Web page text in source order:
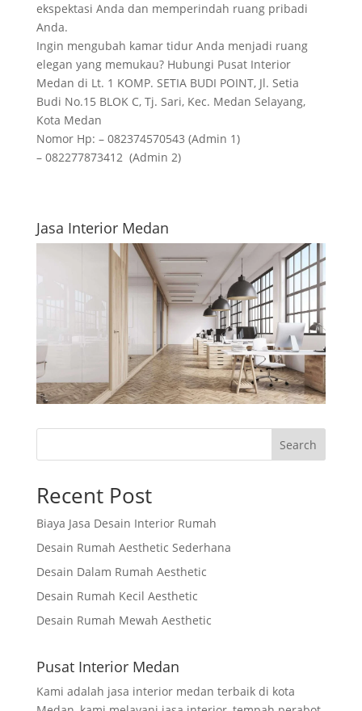
ekspektasi Anda dan memperindah ruang pribadi
Anda.
Ingin mengubah kamar tidur Anda menjadi ruang
elegan yang memukau? Hubungi Pusat Interior
Medan di Lt. 1 KOMP. SETIA BUDI POINT, Jl. Setia
Budi No.15 BLOK C, Tj. Sari, Kec. Medan Selayang,
Kota Medan
Nomor Hp: – 082374570543 (Admin 1)
– 082277873412 (Admin 2)
Jasa Interior Medan
Search
Recent Post
Biaya Jasa Desain Interior Rumah
Desain Rumah Aesthetic Sederhana
Desain Dalam Rumah Aesthetic
Desain Rumah Kecil Aesthetic
Desain Rumah Mewah Aesthetic
Pusat Interior Medan
Kami adalah jasa interior medan terbaik di kota